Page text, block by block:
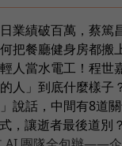
業績破百萬，蔡篤
把餐廳健身房都搬
人當水電工！程世
人」到底什麼樣子
說話，中間有8道
，讓逝者最後道別？